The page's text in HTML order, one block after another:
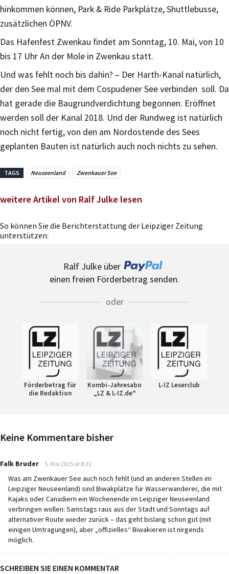
hinkommen können, Park & Ride Parkplätze, Shuttlebusse,
zusätzlichen ÖPNV.
Das Hafenfest Zwenkau findet am Sonntag, 10. Mai, von 10
bis 17 Uhr An der Mole in Zwenkau statt.
Und was fehlt noch bis dahin? – Der Harth-Kanal natürlich,
der den See mal mit dem Cospudener See verbinden soll. Da
hat gerade die Baugrundverdichtung begonnen. Eröffnet
werden soll der Kanal 2018. Und der Rundweg ist natürlich
noch nicht fertig, von den am Nordostende des Sees
geplanten Bauten ist natürlich auch noch nichts zu sehen.
TAGS Neuseenland Zwenkauer See
weitere Artikel von Ralf Julke lesen
So können Sie die Berichterstattung der Leipziger Zeitung
unterstützen:
Ralf Julke über
einen freien Förderbetrag senden.
oder
Förderbetrag für
die Redaktion
Kombi-Jahresabo
„LZ & L-IZ.de“
L-IZ Leserclub
Keine Kommentare bisher
Falk Bruder says:
5. Mai 2015 at 8:22
Was am Zwenkauer See auch noch fehlt (und an anderen Stellen im
Leipziger Neuseenland) sind Biwakplätze für Wasserwanderer, die mit
Kajaks oder Canadiern ein Wochenende im Leipziger Neuseenland
verbringen wollen: Samstags raus aus der Stadt und Sonntags auf
alternativer Route wieder zurück – das geht bislang schon gut (mit
einigen Umtragungen), aber „offizielles“ Biwakieren ist nirgends
möglich.
SCHREIBEN SIE EINEN KOMMENTAR